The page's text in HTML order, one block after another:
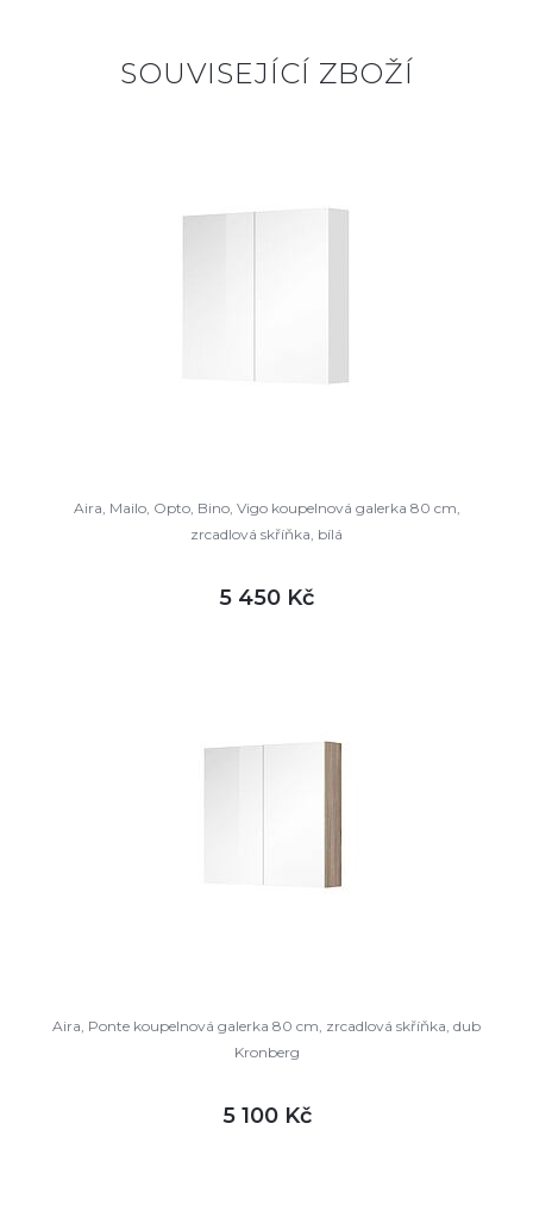
SOUVISEJÍCÍ ZBOŽÍ
Aira, Mailo, Opto, Bino, Vigo koupelnová galerka 80 cm,
zrcadlová skříňka, bílá
5 450 Kč
Aira, Ponte koupelnová galerka 80 cm, zrcadlová skříňka, dub
Kronberg
5 100 Kč